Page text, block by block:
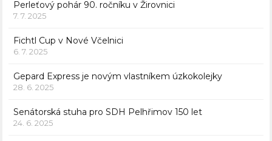
Perleťový pohár 90. ročníku v Žirovnici
7. 7. 2025
Fichtl Cup v Nové Včelnici
6. 7. 2025
Gepard Express je novým vlastníkem úzkokolejky
28. 6. 2025
Senátorská stuha pro SDH Pelhřimov 150 let
24. 6. 2025